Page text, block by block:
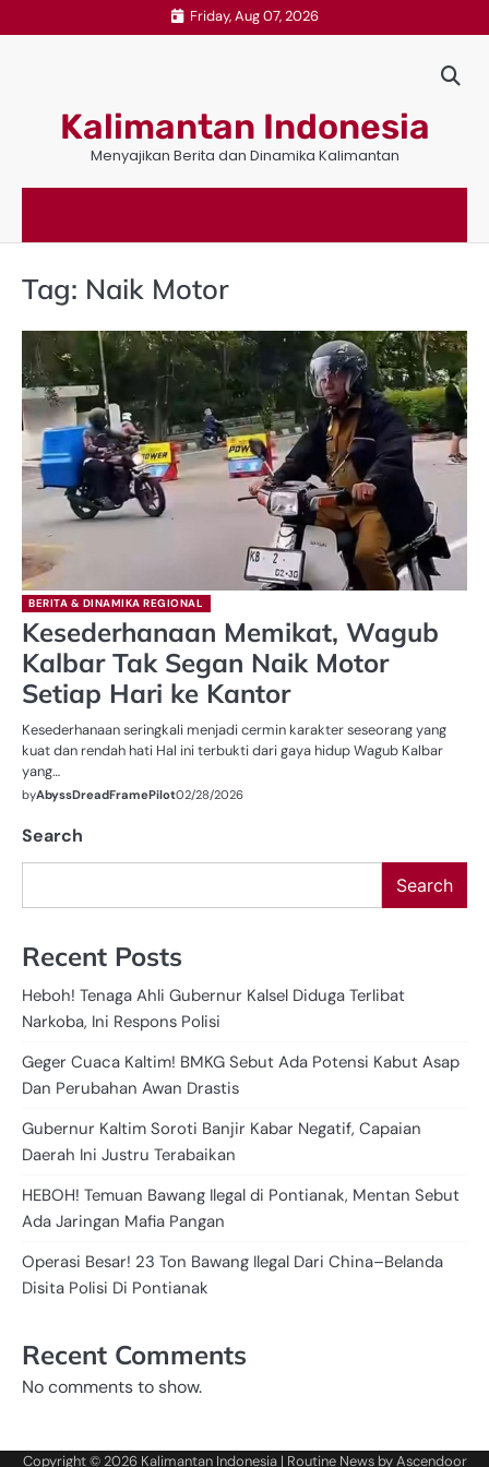
to
Friday, Aug 07, 2026
Kalimantan Indonesia
Menyajikan Berita dan Dinamika Kalimantan
Tag: Naik Motor
BERITA & DINAMIKA REGIONAL
Kesederhanaan Memikat, Wagub
Kalbar Tak Segan Naik Motor
Setiap Hari ke Kantor
Kesederhanaan seringkali menjadi cermin karakter seseorang yang
kuat dan rendah hati Hal ini terbukti dari gaya hidup Wagub Kalbar
yang…
byAbyssDreadFramePilot02/28/2026
Search
Search
Recent Posts
Heboh! Tenaga Ahli Gubernur Kalsel Diduga Terlibat
Narkoba, Ini Respons Polisi
Geger Cuaca Kaltim! BMKG Sebut Ada Potensi Kabut Asap
Dan Perubahan Awan Drastis
Gubernur Kaltim Soroti Banjir Kabar Negatif, Capaian
Daerah Ini Justru Terabaikan
HEBOH! Temuan Bawang Ilegal di Pontianak, Mentan Sebut
Ada Jaringan Mafia Pangan
Operasi Besar! 23 Ton Bawang Ilegal Dari China–Belanda
Disita Polisi Di Pontianak
Recent Comments
No comments to show.
Copyright © 2026 Kalimantan Indonesia| Routine News byAscendoor